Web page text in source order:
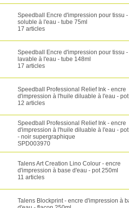
Speedball Encre d'impression pour tissu -
soluble à l'eau - tube 75ml
17 articles
Speedball Encre d'impression pour tissu -
lavable à l'eau - tube 148ml
17 articles
Speedball Professional Relief Ink - encre
d'impression à l'huile diluable à l'eau -
12 articles
Speedball Professional Relief Ink - encre
d'impression à l'huile diluable à l'eau -
- noir supergraphique
SPD003970
Talens Art Creation Lino Colour - encre
d'impression à base d'eau - pot 250ml
11 articles
Talens Blockprint - encre d'impression à